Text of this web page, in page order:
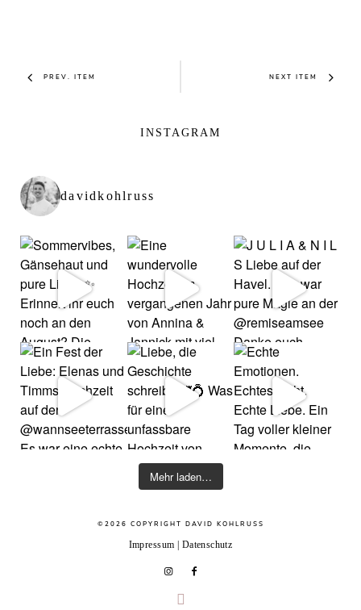
PREV. ITEM NEXT ITEM
INSTAGRAM
davidkohlruss
Mehr laden…
©2026 COPYRIGHT DAVID KOHLRUSS
Impressum Datenschutz